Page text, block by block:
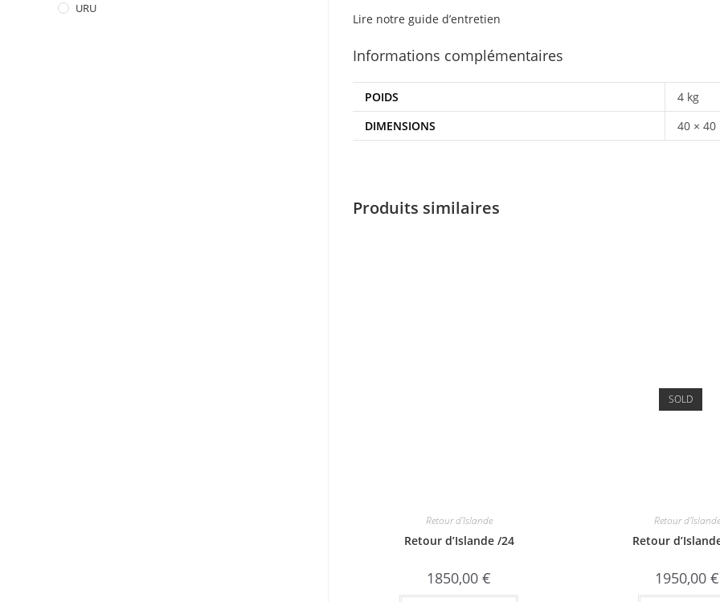
Lire notre guide d’entretien
Informations complémentaires
POIDS
4 kg
DIMENSIONS
40 × 40
Produits similaires
Retour d'Islande
Retour d’Islande /24
1850,00€
SOLD
Retour d'Islande
Retour
1950,00€
URU